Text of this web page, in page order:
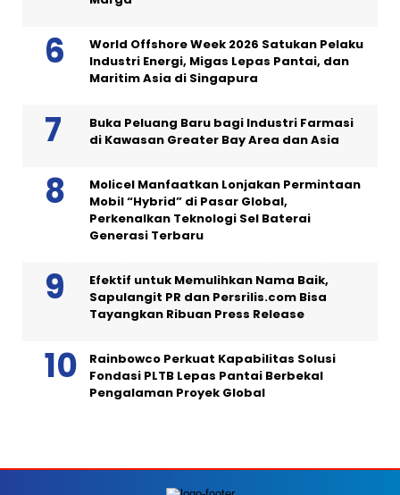
World Offshore Week 2026 Satukan Pelaku
Industri Energi, Migas Lepas Pantai, dan
Maritim Asia di Singapura
Buka Peluang Baru bagi Industri Farmasi
di Kawasan Greater Bay Area dan Asia
Molicel Manfaatkan Lonjakan Permintaan
Mobil “Hybrid” di Pasar Global,
Perkenalkan Teknologi Sel Baterai
Generasi Terbaru
Efektif untuk Memulihkan Nama Baik,
Sapulangit PR dan Persrilis.com Bisa
Tayangkan Ribuan Press Release
Rainbowco Perkuat Kapabilitas Solusi
Fondasi PLTB Lepas Pantai Berbekal
Pengalaman Proyek Global